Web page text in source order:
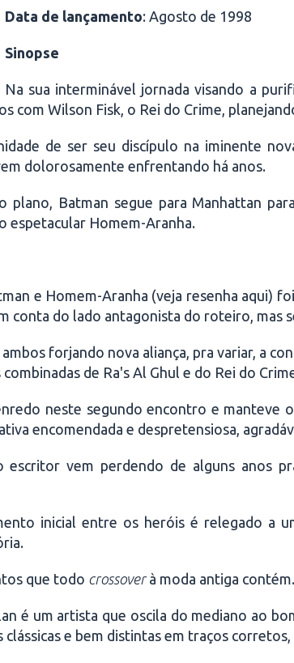
Data de lançamento: Agosto de 1998
Sinopse
Na sua interminável jornada visando a
com Wilson Fisk, o Rei do Crime,
de ser seu discípulo na iminente
dolorosamente enfrentando há anos.
plano, Batman segue para Manhattan
espetacular Homem-Aranha.
e Homem-Aranha (veja resenha aqui)
conta do lado antagonista do roteiro, mas
forjando nova aliança, pra variar, a
de Ra's Al Ghul e do Rei do
neste segundo encontro e manteve
encomendada e despretensiosa,
escritor vem perdendo de alguns anos
inicial entre os heróis é relegado a
que todo crossoverà moda antiga contém.
é um artista que oscila do mediano ao
e bem distintas em traços